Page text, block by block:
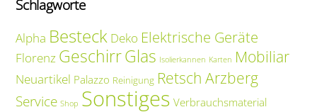
Schlagworte
Alpha Besteck Deko Elektrische Geräte
Florenz GeschirrGlas Isolierkannen Karten Mobiliar
Neuartikel Palazzo Reinigung Retsch Arzberg
Service Shop Sonstiges Verbrauchsmaterial